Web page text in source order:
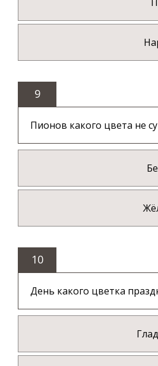
9
Пионов какого цвета не
10
День какого цветка